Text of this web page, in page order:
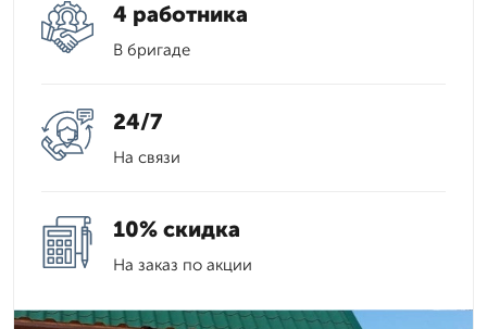
4 работника
В бригаде
24/7
На связи
10% скидка
На заказ по акции